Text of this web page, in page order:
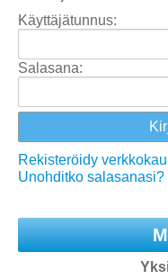
Käyttäjätunnus:
Salasana:
Rekisteröidy
Unohditko salasanasi?